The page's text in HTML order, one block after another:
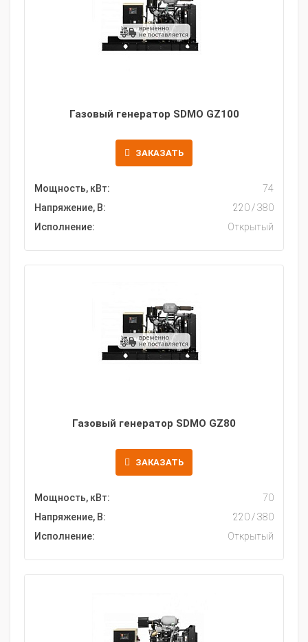
Газовый генератор SDMO GZ100
ЗАКАЗАТЬ
Мощность, кВт:
74
Напряжение, В:
220 / 380
Исполнение:
Открытый
Газовый генератор SDMO GZ80
ЗАКАЗАТЬ
Мощность, кВт:
70
Напряжение, В:
220 / 380
Исполнение:
Открытый